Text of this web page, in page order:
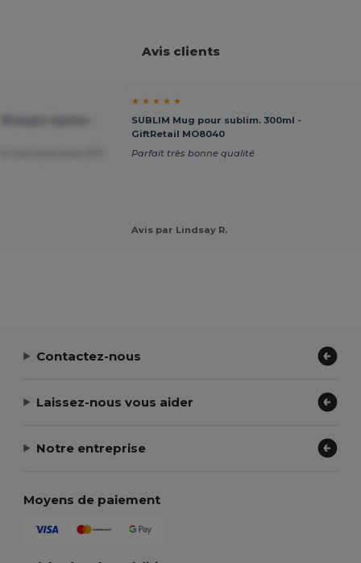
Avis clients
★ ★ ★ ★ ★
SUBLIM Mug pour sublim. 300ml -
GiftRetail MO8040
Parfait très bonne qualité
Avis par Lindsay R.
Contactez-nous
Laissez-nous vous aider
Notre entreprise
Moyens de paiement